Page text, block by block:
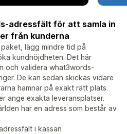
adressfält för att samla in
från kunderna
lägg mindre tid på
kundnöjdheten. Det här
och validera what3words-
De kan sedan skickas vidare
hamnar på exakt rätt plats.
ange exakta leveransplatser.
har en adress som består av
i kassan